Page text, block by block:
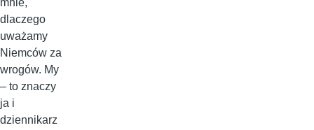
mnie,
dlaczego
uważamy
Niemców za
wrogów. My
– to znaczy
ja i
dziennikarz